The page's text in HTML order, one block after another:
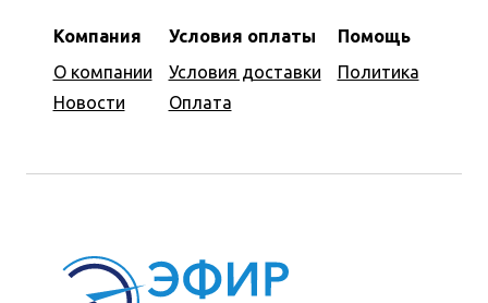
Компания
О компании
Новости
Условия оплаты
Условия доставки
Оплата
Помощь
Политика